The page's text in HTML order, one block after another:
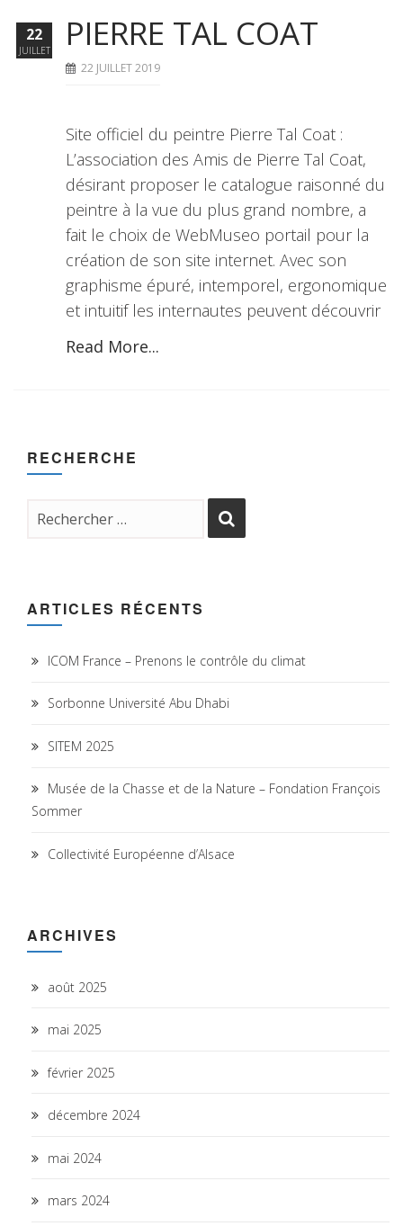
PIERRE TAL COAT
22 JUILLET 2019
Site officiel du peintre Pierre Tal Coat :
L’association des Amis de Pierre Tal Coat,
désirant proposer le catalogue raisonné du
peintre à la vue du plus grand nombre, a
fait le choix de WebMuseo portail pour la
création de son site internet. Avec son
graphisme épuré, intemporel, ergonomique
et intuitif les internautes peuvent découvrir
Read More...
22
JUILLET
RECHERCHE
ARTICLES RÉCENTS
ICOM France – Prenons le contrôle du climat
Sorbonne Université Abu Dhabi
SITEM 2025
Musée de la Chasse et de la Nature – Fondation François
Sommer
Collectivité Européenne d’Alsace
ARCHIVES
août 2025
mai 2025
février 2025
décembre 2024
mai 2024
mars 2024